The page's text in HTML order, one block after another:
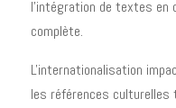
l'intégration de textes en
complète.
L'internationalisation
les références culturelles